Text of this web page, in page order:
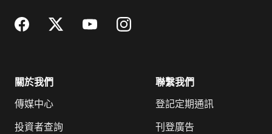
關於我們
傳媒中心
投資者查詢
聯繫我們
登記定期通訊
刊登廣告